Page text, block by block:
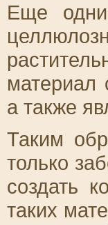
Еще
материал
а также
Таким
только
создать
таких